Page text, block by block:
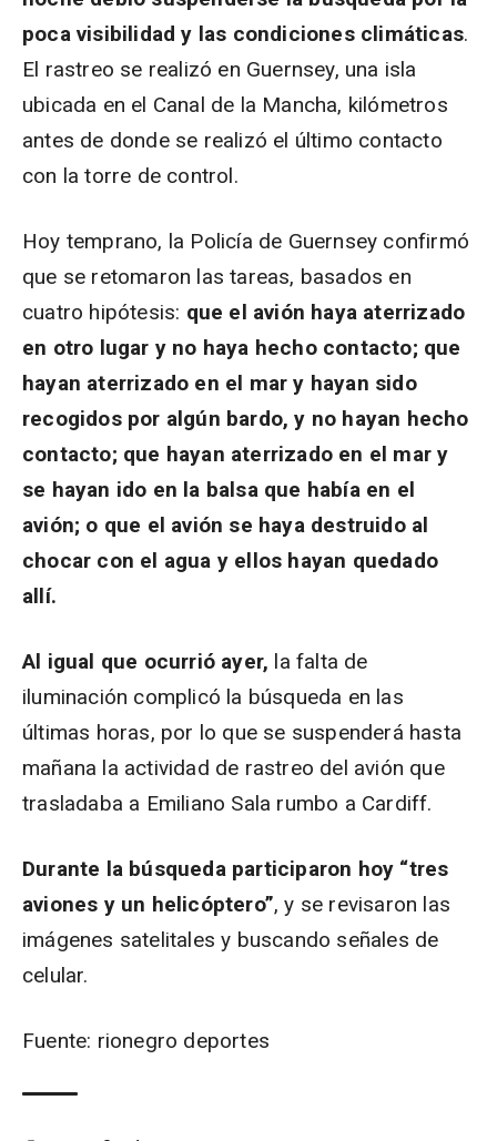
poca visibilidad y las condiciones climáticas.
El rastreo se realizó en Guernsey, una isla
ubicada en el Canal de la Mancha, kilómetros
antes de donde se realizó el último contacto
con la torre de control.
Hoy temprano, la Policía de Guernsey confirmó
que se retomaron las tareas, basados en
cuatro hipótesis: que el avión haya aterrizado
en otro lugar y no haya hecho contacto; que
hayan aterrizado en el mar y hayan sido
recogidos por algún bardo, y no hayan hecho
contacto; que hayan aterrizado en el mar y
se hayan ido en la balsa que había en el
avión; o que el avión se haya destruido al
chocar con el agua y ellos hayan quedado
allí.
Al igual que ocurrió ayer, la falta de
iluminación complicó la búsqueda en las
últimas horas, por lo que se suspenderá hasta
mañana la actividad de rastreo del avión que
trasladaba a Emiliano Sala rumbo a Cardiff.
Durante la búsqueda participaron hoy “tres
aviones y un helicóptero”, y se revisaron las
imágenes satelitales y buscando señales de
celular.
Fuente: rionegro deportes